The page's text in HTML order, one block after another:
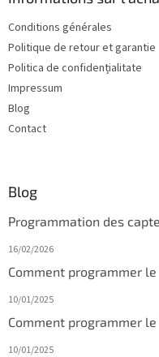
p
Conditions générales
Politique de retour et garantie
Politica de confidențialitate
Impressum
Blog
Contact
Blog
Programmation des
16/02/2026
Comment programmer le
10/01/2025
Comment programmer
10/01/2025